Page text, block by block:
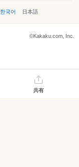
한국어 日本語
©Kakaku.com, Inc.
共有